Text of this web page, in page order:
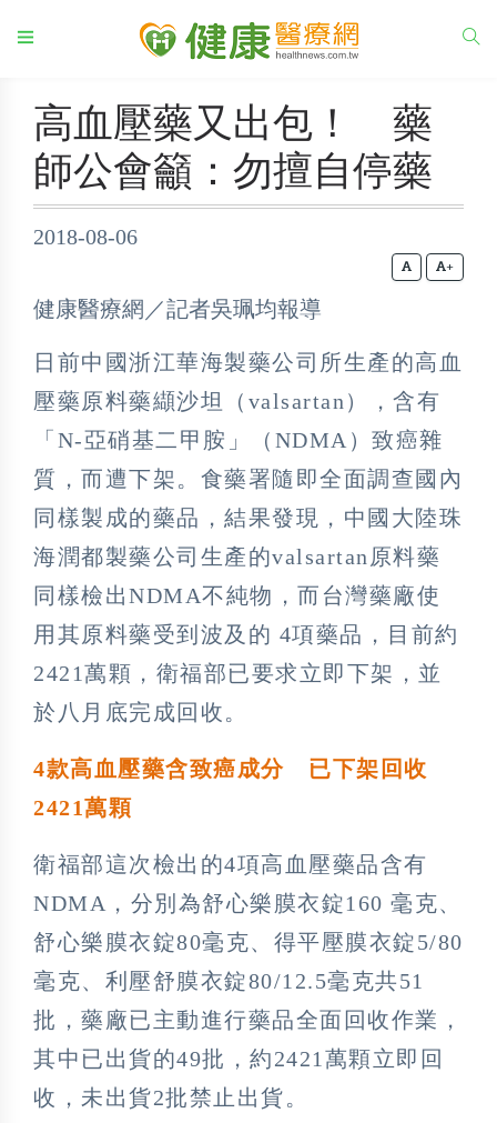
高血壓藥又出包！ 藥
師公會籲：勿擅自停藥
2018-08-06
+
健康醫療網／記者吳珮均報導
日前中國浙江華海製藥公司所生產的高血
壓藥原料藥纈沙坦（valsartan），含有
「N-亞硝基二甲胺」（NDMA）致癌雜
質，而遭下架。食藥署隨即全面調查國內
同樣製成的藥品，結果發現，中國大陸珠
海潤都製藥公司生產的valsartan原料藥
同樣檢出NDMA不純物，而台灣藥廠使
用其原料藥受到波及的 4項藥品，目前約
2421萬顆，衛福部已要求立即下架，並
於八月底完成回收。
4款高血壓藥含致癌成分 已下架回收
2421萬顆
衛福部這次檢出的4項高血壓藥品含有
NDMA，分別為舒心樂膜衣錠160 毫克、
舒心樂膜衣錠80毫克、得平壓膜衣錠5/80
毫克、利壓舒膜衣錠80/12.5毫克共51
批，藥廠已主動進行藥品全面回收作業，
其中已出貨的49批，約2421萬顆立即回
收，未出貨2批禁止出貨。